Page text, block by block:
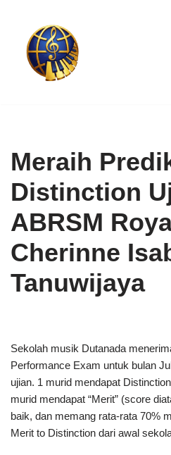
Skip
content
Meraih
Distinction
ABRSM
Cherinne
Tanuwijaya
Sekolah musik Dutanada
Performance Exam untuk bulan
ujian. 1 murid mendapat
murid mendapat “Merit” (score
baik, dan memang rata-rata 70%
Merit to Distinction dari awal